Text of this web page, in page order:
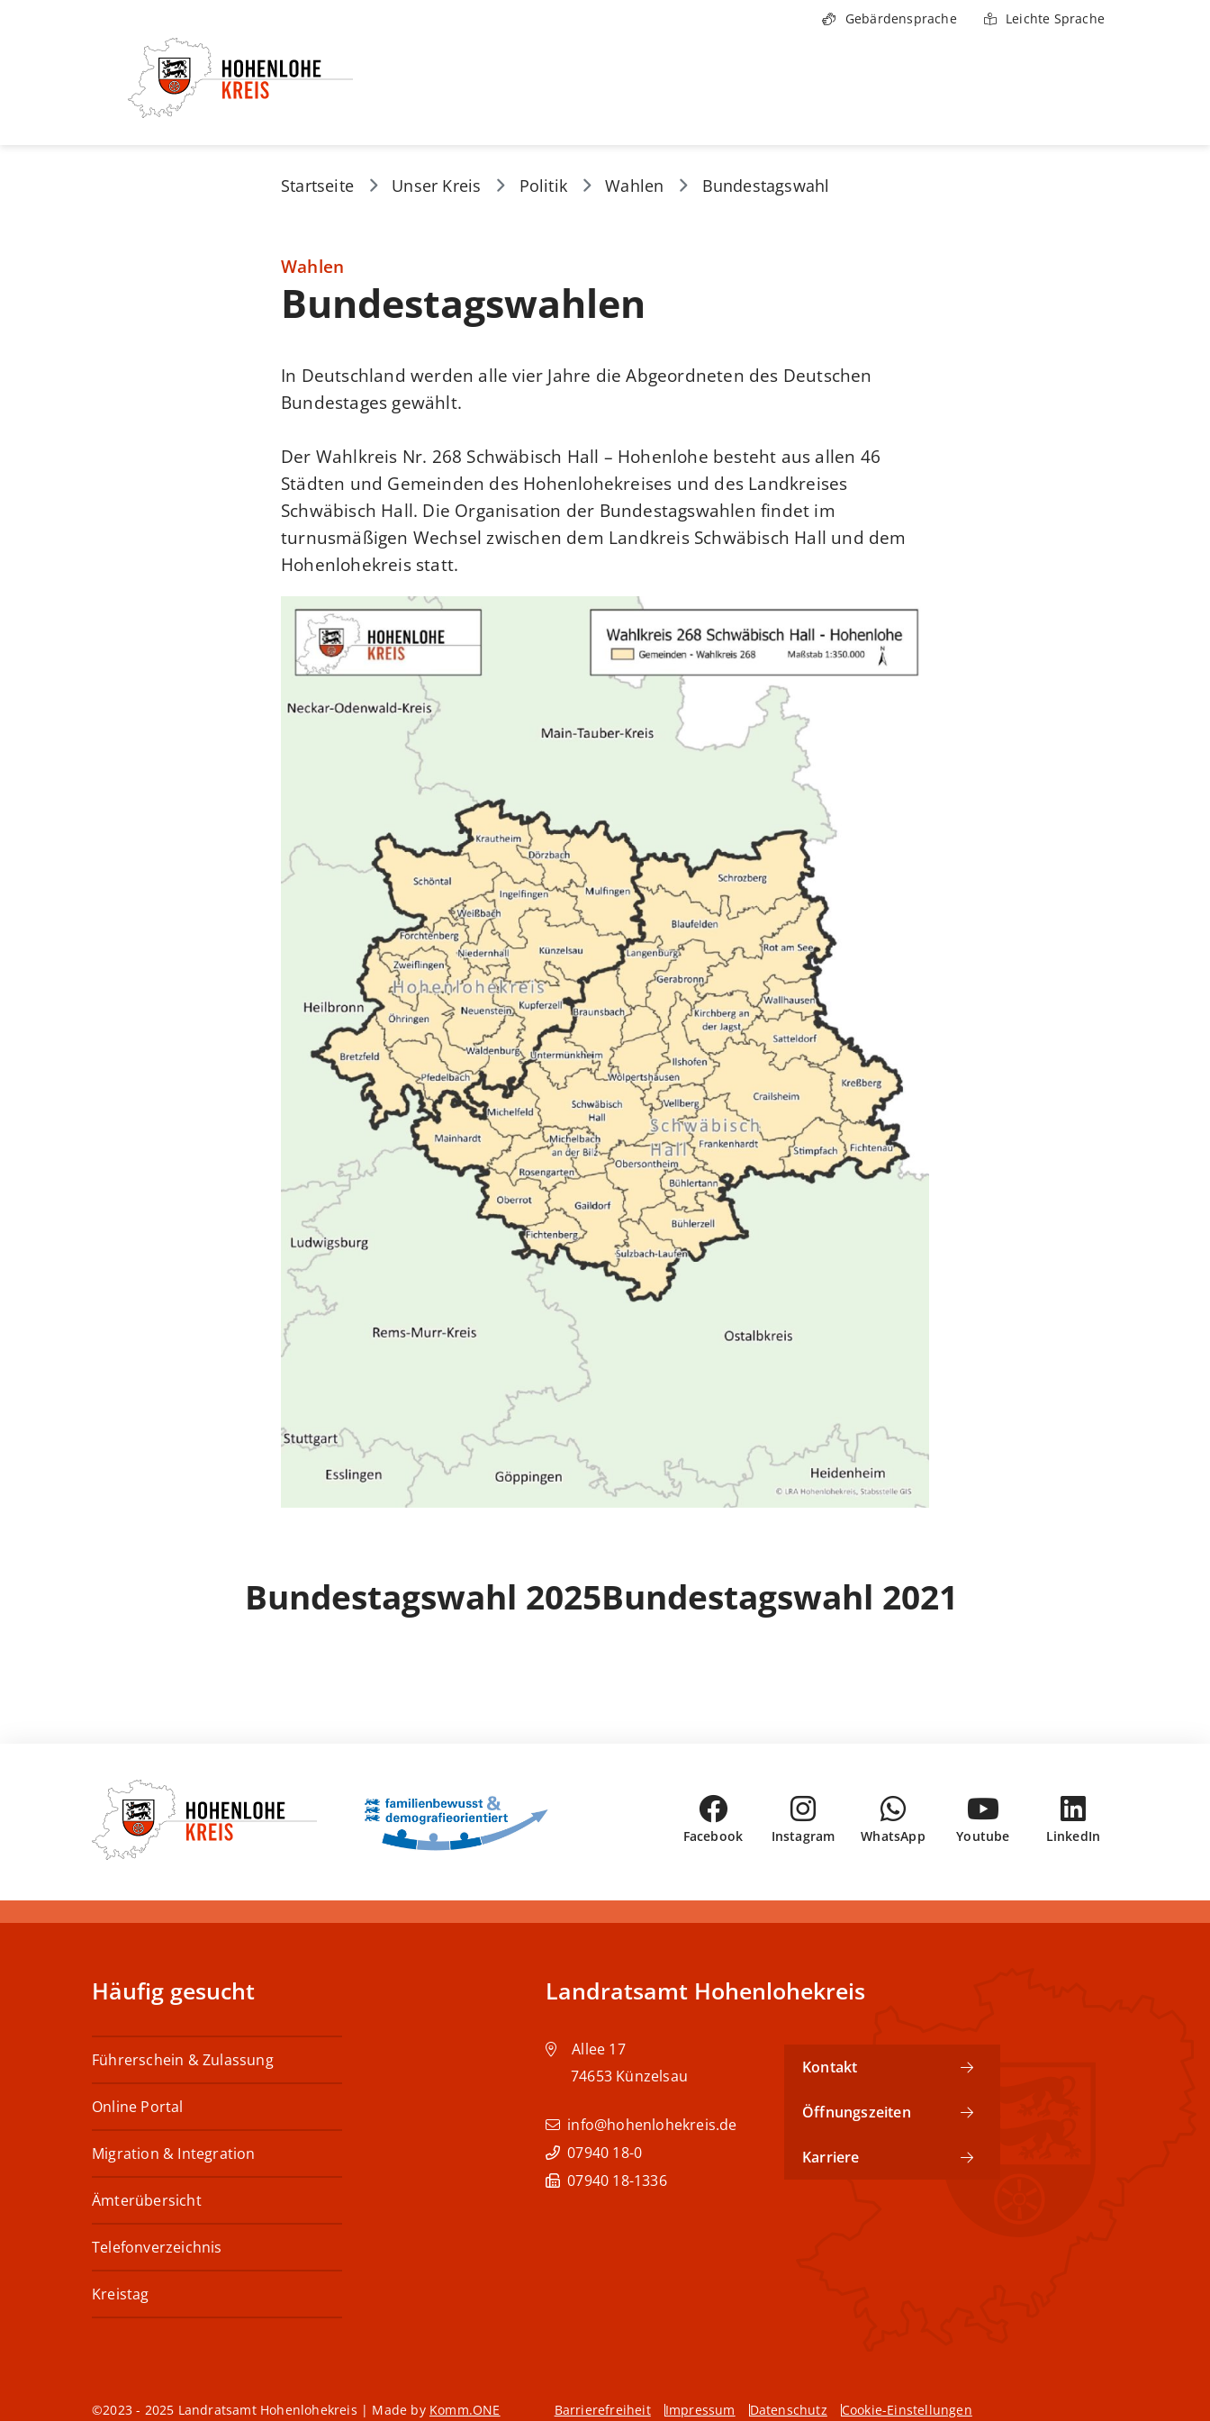
Gebärdensprache Leichte Sprache
Startseite Unser Kreis Politik Wahlen Bundestagswahl
Wahlen
Bundestagswahlen
In Deutschland werden alle vier Jahre die Abgeordneten des Deutschen
Bundestages gewählt.
Der Wahlkreis Nr. 268 Schwäbisch Hall – Hohenlohe besteht aus allen 46
Städten und Gemeinden des Hohenlohekreises und des Landkreises
Schwäbisch Hall. Die Organisation der Bundestagswahlen findet im
turnusmäßigen Wechsel zwischen dem Landkreis Schwäbisch Hall und dem
Hohenlohekreis statt.
Bundestagswahl 2025Bundestagswahl 2021
Facebook Instagram WhatsApp Youtube LinkedIn
Häufig gesucht
Führerschein & Zulassung
Online Portal
Migration & Integration
Ämterübersicht
Telefonverzeichnis
Kreistag
Landratsamt Hohenlohekreis
Allee 17
74653 Künzelsau
info@hohenlohekreis.de
07940 18-0
07940 18-1336
Kontakt
Öffnungszeiten
Karriere
©2023 - 2025 Landratsamt Hohenlohekreis | Made by Komm.ONE Barrierefreiheit Impressum Datenschutz Cookie-Einstellungen